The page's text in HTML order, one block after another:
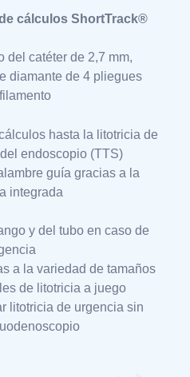
cálculos ShortTrack®
del catéter de 2,7 mm,
diamante de 4 pliegues
hasta la litotricia de
endoscopio (TTS)
guía gracias a la
integrada
y del tubo en caso de
a la variedad de tamaños
de litotricia a juego
litotricia de urgencia sin